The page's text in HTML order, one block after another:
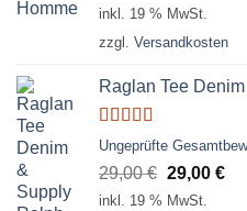
inkl. 19 % MwSt.
zzgl. Versandkosten
Raglan Tee
Bewertet
mit 5.00
5
Ungeprüfte
29,00€
Preis
29,00 €
inkl. 19 % MwSt.